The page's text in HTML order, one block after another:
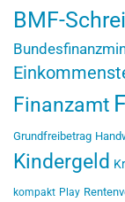
BMF-
Finanzamt
Grundfreibetrag
Kindergeld
kompakt Play